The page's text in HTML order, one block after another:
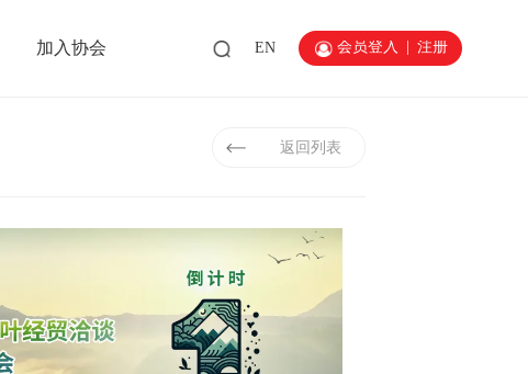
加入协会 EN 会员登入 注册
返回列表